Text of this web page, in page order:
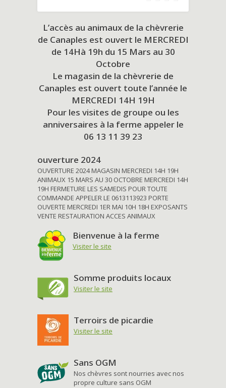
L’accès au animaux de la chèvrerie
de Canaples est ouvert le MERCREDI
de 14Hà 19h du 15 Mars au 30
Octobre
Le magasin de la chèvrerie de
Canaples est ouvert toute l’année le
MERCREDI 14H 19H
Pour les visites de groupe ou les
anniversaires à la ferme appeler le
06 13 11 39 23
ouverture 2024
OUVERTURE 2024 MAGASIN MERCREDI 14H 19H
ANIMAUX 15 MARS AU 30 OCTOBRE MERCREDI 14H
19H FERMETURE LES SAMEDIS POUR TOUTE
COMMANDE APPELER LE 0613113923 PORTE
OUVERTE MERCREDI 1ER MAI 10H 18H EXPOSANTS
VENTE RESTAURATION ACCES ANIMAUX
Bienvenue à la ferme
Visiter le site
Somme produits locaux
Visiter le site
Terroirs de picardie
Visiter le site
Sans OGM
Nos chèvres sont nourries avec nos
propre culture sans OGM